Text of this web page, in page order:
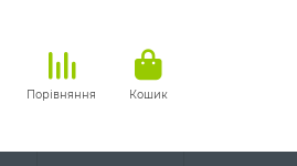
Порівняння Кошик